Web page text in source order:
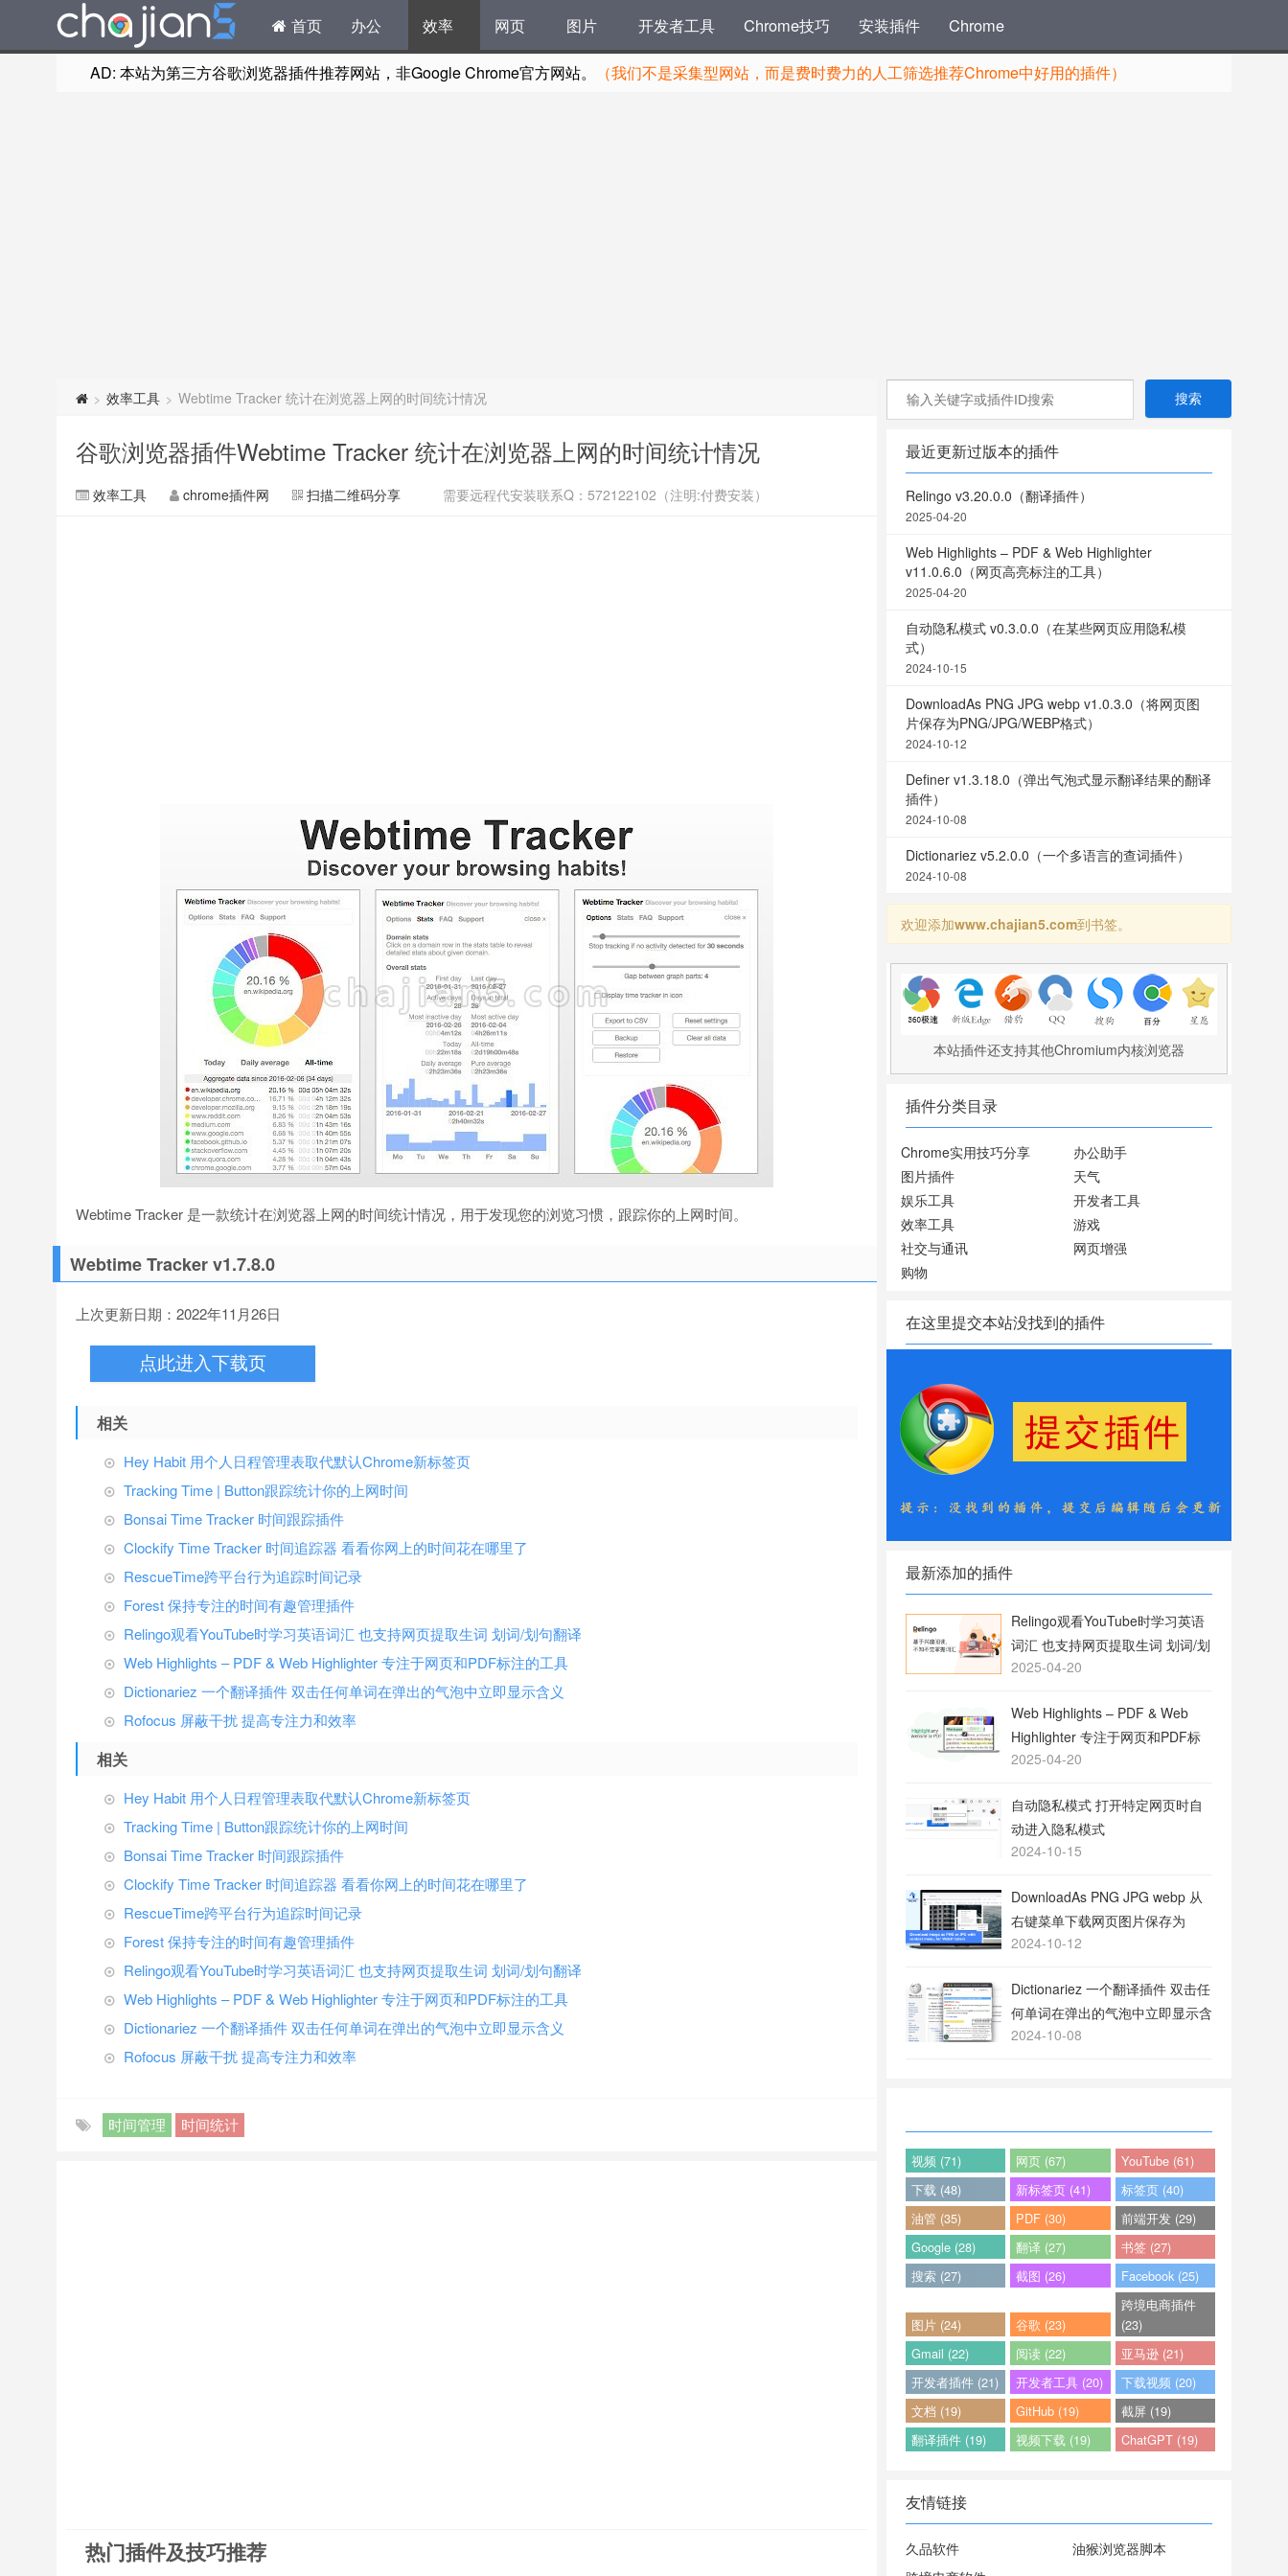
首页 办公 效率 网页 图片 开发者工具 Chrome技巧 安装插件 Chrome
AD: 本站为第三方谷歌浏览器插件推荐网站，非Google Chrome官方网站。 （我们不是采集型网站，而是费时费力的人工筛选推荐Chrome中好用的插件）
> 效率工具 > Webtime Tracker 统计在浏览器上网的时间统计情况
谷歌浏览器插件Webtime Tracker 统计在浏览器上网的时间统计情况
效率工具 chrome插件网 扫描二维码分享 需要远程代安装联系Q：572122102（注明:付费安装）
Webtime Tracker 是一款统计在浏览器上网的时间统计情况，用于发现您的浏览习惯，跟踪你的上网时间。
Webtime Tracker v1.7.8.0
上次更新日期：2022年11月26日
点此进入下载页
相关
Hey Habit 用个人日程管理表取代默认Chrome新标签页
Tracking Time | Button跟踪统计你的上网时间
Bonsai Time Tracker 时间跟踪插件
Clockify Time Tracker 时间追踪器 看看你网上的时间花在哪里了
RescueTime跨平台行为追踪时间记录
Forest 保持专注的时间有趣管理插件
Relingo观看YouTube时学习英语词汇 也支持网页提取生词 划词/划句翻译
Web Highlights – PDF & Web Highlighter 专注于网页和PDF标注的工具
Dictionariez 一个翻译插件 双击任何单词在弹出的气泡中立即显示含义
Rofocus 屏蔽干扰 提高专注力和效率
相关
Hey Habit 用个人日程管理表取代默认Chrome新标签页
Tracking Time | Button跟踪统计你的上网时间
Bonsai Time Tracker 时间跟踪插件
Clockify Time Tracker 时间追踪器 看看你网上的时间花在哪里了
RescueTime跨平台行为追踪时间记录
Forest 保持专注的时间有趣管理插件
Relingo观看YouTube时学习英语词汇 也支持网页提取生词 划词/划句翻译
Web Highlights – PDF & Web Highlighter 专注于网页和PDF标注的工具
Dictionariez 一个翻译插件 双击任何单词在弹出的气泡中立即显示含义
Rofocus 屏蔽干扰 提高专注力和效率
时间管理 时间统计
热门插件及技巧推荐
最近更新过版本的插件
Relingo v3.20.0.0（翻译插件）
2025-04-20
Web Highlights – PDF & Web Highlighter
v11.0.6.0（网页高亮标注的工具）
2025-04-20
自动隐私模式 v0.3.0.0（在某些网页应用隐私模
式）
2024-10-15
DownloadAs PNG JPG webp v1.0.3.0（将网页图
片保存为PNG/JPG/WEBP格式）
2024-10-12
Definer v1.3.18.0（弹出气泡式显示翻译结果的翻译
插件）
2024-10-08
Dictionariez v5.2.0.0（一个多语言的查词插件）
2024-10-08
欢迎添加www.chajian5.com到书签。
本站插件还支持其他Chromium内核浏览器
插件分类目录
Chrome实用技巧分享
办公助手
图片插件
天气
娱乐工具
开发者工具
效率工具
游戏
社交与通讯
网页增强
购物
在这里提交本站没找到的插件
最新添加的插件
Relingo观看YouTube时学习英语
词汇 也支持网页提取生词 划词/划
句翻译
2025-04-20
Web Highlights – PDF & Web
Highlighter 专注于网页和PDF标
注的工具
2025-04-20
自动隐私模式 打开特定网页时自
动进入隐私模式
2024-10-15
DownloadAs PNG JPG webp 从
右键菜单下载网页图片保存为
PNG或JPG格式
2024-10-12
Dictionariez 一个翻译插件 双击任
何单词在弹出的气泡中立即显示含
义
2024-10-08
视频 (71) 网页 (67)
YouTube (61)
下载 (48)
新标签页 (41)
标签页 (40)
油管 (35)
PDF (30)
前端开发 (29)
Google (28)
翻译 (27)
书签 (27)
搜索 (27)
截图 (26) Facebook (25)
图片 (24) 谷歌 (23)
跨境电商插件
(23)
Gmail (22)
阅读 (22)
亚马逊 (21)
开发者插件 (21)
开发者工具 (20)
下载视频 (20)
文档 (19)
GitHub (19)
截屏 (19)
翻译插件 (19)
视频下载 (19) ChatGPT (19)
友情链接
久品软件
油猴浏览器脚本